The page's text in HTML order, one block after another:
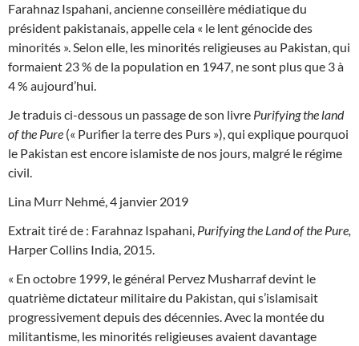
Farahnaz Ispahani, ancienne conseillère médiatique du
président pakistanais, appelle cela « le lent génocide des
minorités ». Selon elle, les minorités religieuses au Pakistan, qui
formaient 23 % de la population en 1947, ne sont plus que 3 à
4 % aujourd’hui.
Je traduis ci-dessous un passage de son livre Purifying the land
of the Pure (« Purifier la terre des Purs »), qui explique pourquoi
le Pakistan est encore islamiste de nos jours, malgré le régime
civil.
Lina Murr Nehmé, 4 janvier 2019
Extrait tiré de : Farahnaz Ispahani, Purifying the Land of the Pure,
Harper Collins India, 2015.
« En octobre 1999, le général Pervez Musharraf devint le
quatrième dictateur militaire du Pakistan, qui s’islamisait
progressivement depuis des décennies. Avec la montée du
militantisme, les minorités religieuses avaient davantage